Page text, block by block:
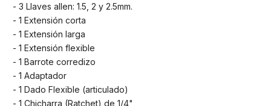
- 3 Llaves allen: 1.5, 2 y 2.5mm.
- 1 Extensión corta
- 1 Extensión larga
- 1 Extensión flexible
- 1 Barrote corredizo
- 1 Adaptador
- 1 Dado Flexible (articulado)
- 1 Chicharra (Ratchet) de 1/4"